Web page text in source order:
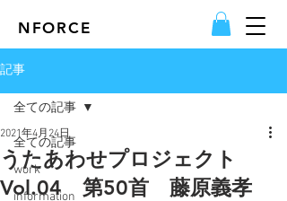
NFORCE
記事
全ての記事
work
information
全ての記事
うたあわせプロジェクト
Vol.04 第50首 藤原義孝
2021年4月24日